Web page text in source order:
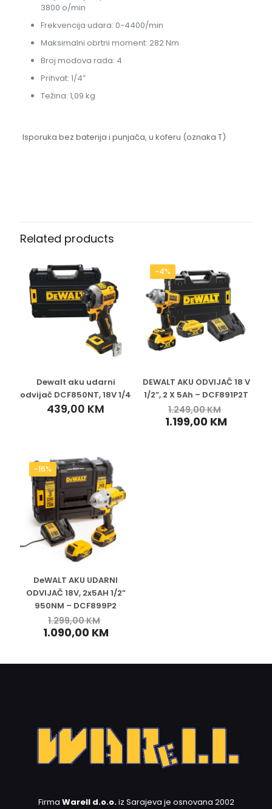
3800 o/min
Frekvencija udara: 0-4400/min
Maksimalni obrtni moment: 282 Nm
Broj modova rada: 4
Prihvat: 1/4″
Težina: 1,09 kg
Isporuka bez baterija i punjača, u koferu (oznaka T)
Related products
Dewalt aku udarni
odvijač DCF850NT, 18V 1/4
439,00 KM
-4%
DEWALT AKU ODVIJAČ 18 V
1/2”, 2 X 5Ah – DCF891P2T
1.249,00KM
1.199,00 KM
-16%
DeWALT AKU UDARNI
ODVIJAČ 18V, 2x5AH 1/2”
950NM – DCF899P2
1.299,00KM
1.090,00 KM
Firma Warell d.o.o.iz Sarajeva je osnovana 2002